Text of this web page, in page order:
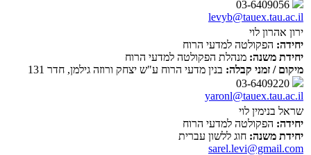
levyb@tauex.tau.ac.il
ירון אהרון לוי
יחידה: הפקולטה למדעי הרוח
יחידת משנה: מנהלת הפקולטה למדעי הרוח
מיקום / זמני קבלה: בנין מדעי הרוח ע"ש יצחק ורוזה גילמן, חדר 131
yaronl@tauex.tau.ac.il
שראל בנימין לוי
יחידה: הפקולטה למדעי הרוח
יחידת משנה: חוג ללשון עברית
sarel.levi@gmail.com